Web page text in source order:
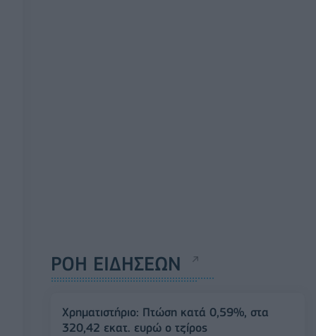
ΡΟΗ ΕΙΔΗΣΕΩΝ
Χρηματιστήριο: Πτώση κατά 0,59%, στα
320,42 εκατ. ευρώ ο τζίρος